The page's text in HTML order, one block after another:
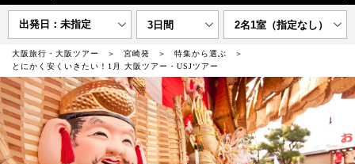
出発日：未指定 3日間 2名1室（指定なし）
大阪旅行・大阪ツアー 宮崎発
特集から選ぶ
とにかく安くいきたい！1月 大阪ツアー・USJツアー